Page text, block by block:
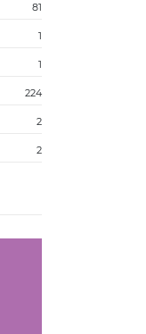
81
1
1
224
2
2